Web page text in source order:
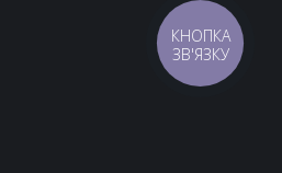
КНОПКА
ЗВ'ЯЗКУ